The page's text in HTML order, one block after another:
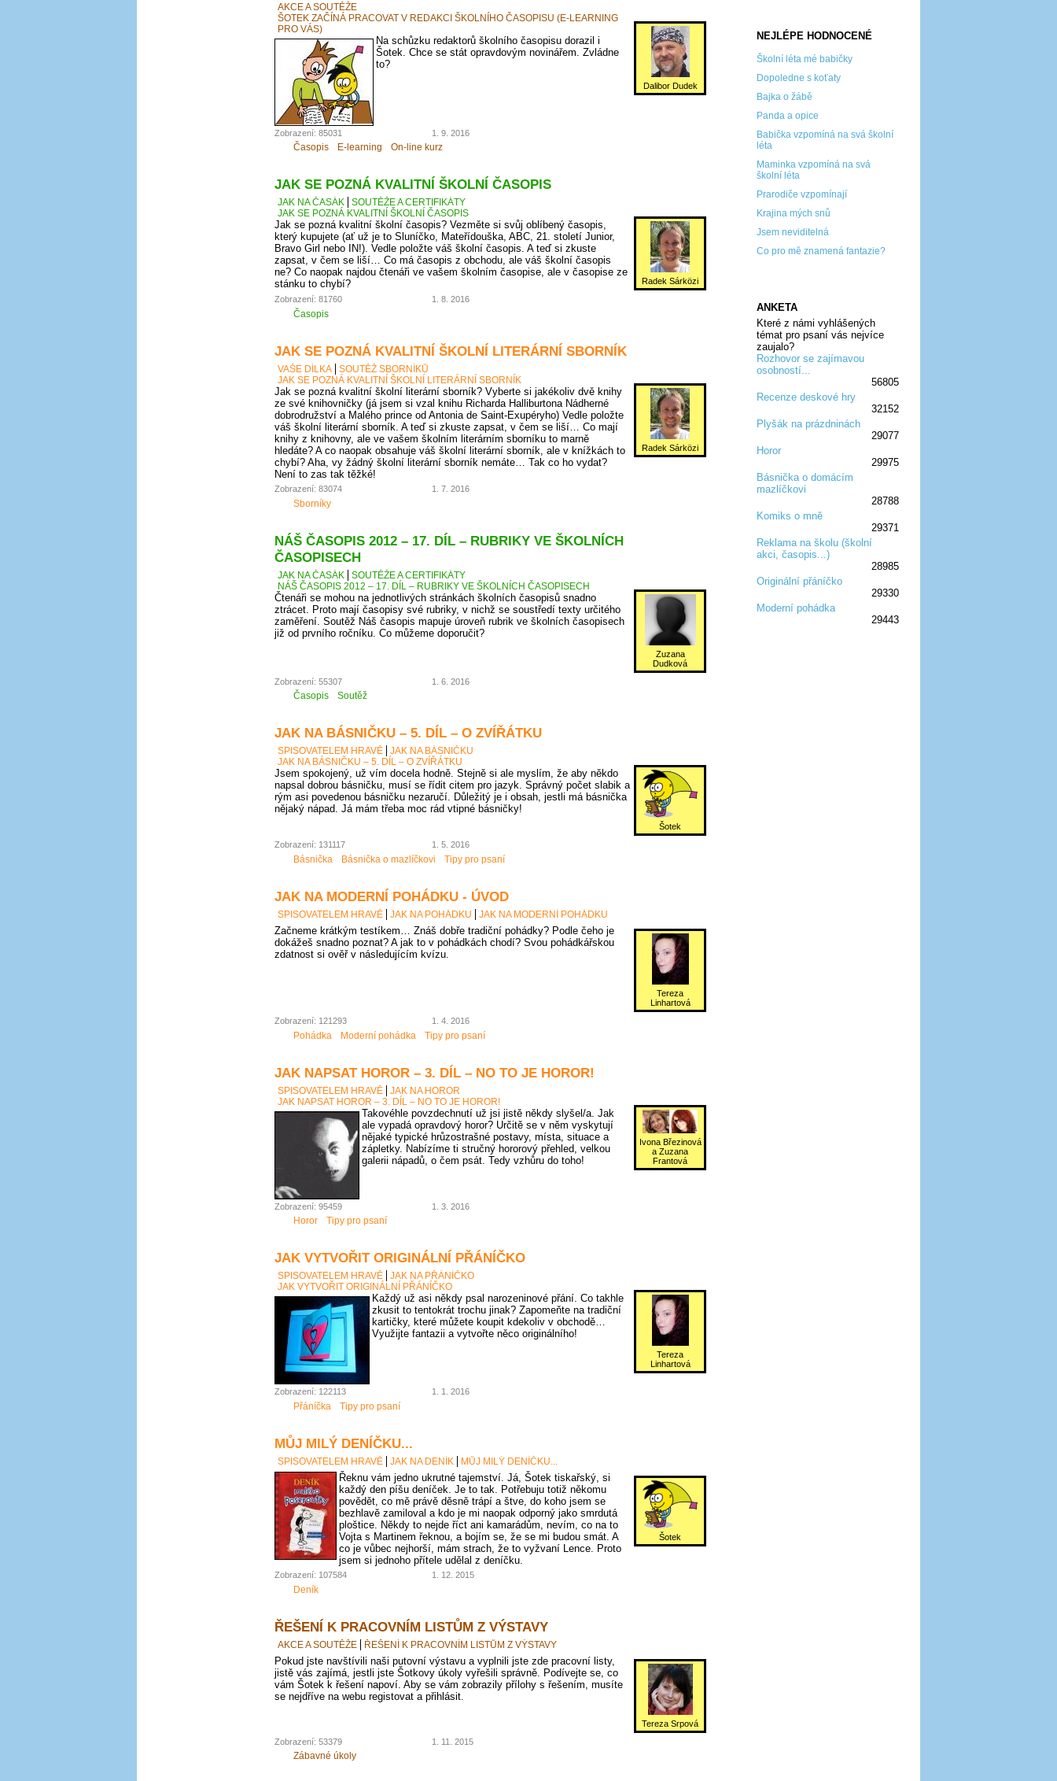
NEJLÉPE HODNOCENÉ
Školní léta mé babičky
Dopoledne s koťaty
Bajka o žábě
Panda a opice
Babička vzpomíná na svá školní
léta
Maminka vzpomíná na svá
školní léta
Prarodiče vzpomínají
Krajina mých snů
Jsem neviditelná
Co pro mě znamená fantazie?
ANKETA
Které z námi vyhlášených
témat pro psaní vás nejvíce
zaujalo?
Rozhovor se zajímavou
osobností...
56805
Recenze deskové hry
32152
Plyšák na prázdninách
29077
Horor
29975
Básnička o domácím
mazlíčkovi
28788
Komiks o mně
29371
:D
Reklama na školu (školní
akci, časopis...)
28985
Originální přáníčko
29330
Moderní pohádka
29443
AKCE A SOUTĚŽE
ŠOTEK ZAČÍNÁ PRACOVAT V REDAKCI ŠKOLNÍHO ČASOPISU (E-LEARNING
PRO VÁS)
Dalibor Dudek
Na schůzku redaktorů školního časopisu dorazil i
Šotek. Chce se stát opravdovým novinářem. Zvládne
to?
Zobrazení: 85031 1. 9. 2016
Časopis E-learning On-line kurz
JAK SE POZNÁ KVALITNÍ ŠKOLNÍ ČASOPIS
JAK NA ČASÁK
SOUTĚŽE A CERTIFIKÁTY
JAK SE POZNÁ KVALITNÍ ŠKOLNÍ ČASOPIS
Radek Sárközi
Jak se pozná kvalitní školní časopis? Vezměte si svůj oblíbený časopis,
který kupujete (ať už je to Sluníčko, Mateřídouška, ABC, 21. století Junior,
Bravo Girl nebo IN!). Vedle položte váš školní časopis. A teď si zkuste
zapsat, v čem se liší… Co má časopis z obchodu, ale váš školní časopis
ne? Co naopak najdou čtenáři ve vašem školním časopise, ale v časopise ze
stánku to chybí?
Zobrazení: 81760 1. 8. 2016
Časopis
JAK SE POZNÁ KVALITNÍ ŠKOLNÍ LITERÁRNÍ SBORNÍK
VAŠE DÍLKA
SOUTĚŽ SBORNÍKŮ
JAK SE POZNÁ KVALITNÍ ŠKOLNÍ LITERÁRNÍ SBORNÍK
Radek Sárközi
Jak se pozná kvalitní školní literární sborník? Vyberte si jakékoliv dvě knihy
ze své knihovničky (já jsem si vzal knihu Richarda Halliburtona Nádherné
dobrodružství a Malého prince od Antonia de Saint-Exupéryho) Vedle položte
váš školní literární sborník. A teď si zkuste zapsat, v čem se liší… Co mají
knihy z knihovny, ale ve vašem školním literárním sborníku to marně
hledáte? A co naopak obsahuje váš školní literární sborník, ale v knížkách to
chybí? Aha, vy žádný školní literární sborník nemáte… Tak co ho vydat?
Není to zas tak těžké!
Zobrazení: 83074 1. 7. 2016
Sborníky
NÁŠ ČASOPIS 2012 – 17. DÍL – RUBRIKY VE ŠKOLNÍCH
ČASOPISECH
JAK NA ČASÁK
SOUTĚŽE A CERTIFIKÁTY
NÁŠ ČASOPIS 2012 – 17. DÍL – RUBRIKY VE ŠKOLNÍCH ČASOPISECH
Zuzana
Dudková
Čtenáři se mohou na jednotlivých stránkách školních časopisů snadno
ztrácet. Proto mají časopisy své rubriky, v nichž se soustředí texty určitého
zaměření. Soutěž Náš časopis mapuje úroveň rubrik ve školních časopisech
již od prvního ročníku. Co můžeme doporučit?
Zobrazení: 55307 1. 6. 2016
Časopis Soutěž
JAK NA BÁSNIČKU – 5. DÍL – O ZVÍŘÁTKU
SPISOVATELEM HRAVĚ
JAK NA BÁSNIČKU
JAK NA BÁSNIČKU – 5. DÍL – O ZVÍŘÁTKU
Šotek
Jsem spokojený, už vím docela hodně. Stejně si ale myslím, že aby někdo
napsal dobrou básničku, musí se řídit citem pro jazyk. Správný počet slabik a
rým asi povedenou básničku nezaručí. Důležitý je i obsah, jestli má básnička
nějaký nápad. Já mám třeba moc rád vtipné básničky!
Zobrazení: 131117 1. 5. 2016
Básnička Básnička o mazlíčkovi Tipy pro psaní
JAK NA MODERNÍ POHÁDKU - ÚVOD
SPISOVATELEM HRAVĚ JAK NA POHÁDKU JAK NA MODERNÍ POHÁDKU
Tereza
Linhartová
Začneme krátkým testíkem… Znáš dobře tradiční pohádky? Podle čeho je
dokážeš snadno poznat? A jak to v pohádkách chodí? Svou pohádkářskou
zdatnost si ověř v následujícím kvízu.
Zobrazení: 121293 1. 4. 2016
Pohádka Moderní pohádka Tipy pro psaní
JAK NAPSAT HOROR – 3. DÍL – NO TO JE HOROR!
SPISOVATELEM HRAVĚ
JAK NA HOROR
JAK NAPSAT HOROR – 3. DÍL – NO TO JE HOROR!
Ivona Březinová
a Zuzana
Frantová
Takovéhle povzdechnutí už jsi jistě někdy slyšel/a. Jak
ale vypadá opravdový horor? Určitě se v něm vyskytují
nějaké typické hrůzostrašné postavy, místa, situace a
zápletky. Nabízíme ti stručný hororový přehled, velkou
galerii nápadů, o čem psát. Tedy vzhůru do toho!
Zobrazení: 95459 1. 3. 2016
Horor Tipy pro psaní
JAK VYTVOŘIT ORIGINÁLNÍ PŘÁNÍČKO
SPISOVATELEM HRAVĚ
JAK NA PŘÁNÍČKO
JAK VYTVOŘIT ORIGINÁLNÍ PŘÁNÍČKO
Tereza
Linhartová
Každý už asi někdy psal narozeninové přání. Co takhle
zkusit to tentokrát trochu jinak? Zapomeňte na tradiční
kartičky, které můžete koupit kdekoliv v obchodě…
Využijte fantazii a vytvořte něco originálního!
Zobrazení: 122113 1. 1. 2016
Přáníčka Tipy pro psaní
MŮJ MILÝ DENÍČKU...
SPISOVATELEM HRAVĚ JAK NA DENÍK MŮJ MILÝ DENÍČKU...
Šotek
Řeknu vám jedno ukrutné tajemství. Já, Šotek tiskařský, si
každý den píšu deníček. Je to tak. Potřebuju totiž někomu
povědět, co mě právě děsně trápí a štve, do koho jsem se
bezhlavě zamiloval a kdo je mi naopak odporný jako smrdutá
ploštice. Někdy to nejde říct ani kamarádům, nevím, co na to
Vojta s Martinem řeknou, a bojím se, že se mi budou smát. A
co je vůbec nejhorší, mám strach, že to vyžvaní Lence. Proto
jsem si jednoho přítele udělal z deníčku.
Zobrazení: 107584 1. 12. 2015
Deník
ŘEŠENÍ K PRACOVNÍM LISTŮM Z VÝSTAVY
AKCE A SOUTĚŽE ŘEŠENÍ K PRACOVNÍM LISTŮM Z VÝSTAVY
Tereza Srpová
Pokud jste navštívili naši putovní výstavu a vyplnili jste zde pracovní listy,
jistě vás zajímá, jestli jste Šotkovy úkoly vyřešili správně. Podívejte se, co
vám Šotek k řešení napoví. Aby se vám zobrazily přílohy s řešením, musíte
se nejdříve na webu registovat a přihlásit.
Zobrazení: 53379 1. 11. 2015
Zábavné úkoly